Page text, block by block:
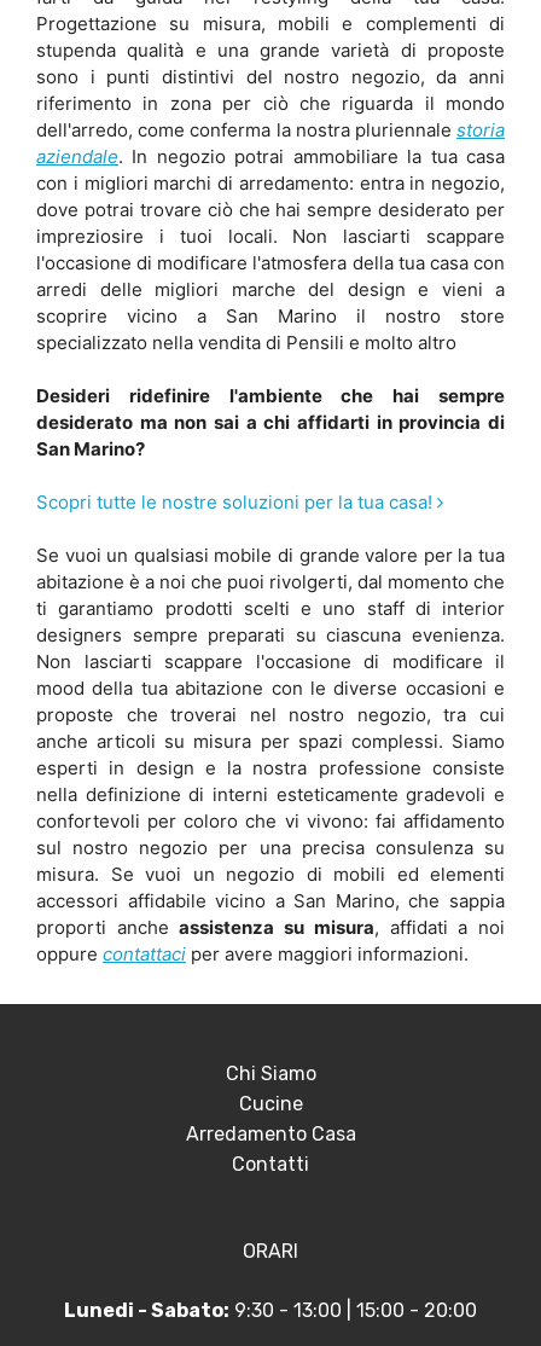
Progettazione su misura, mobili e complementi di
stupenda qualità e una grande varietà di proposte
sono i punti distintivi del nostro negozio, da anni
riferimento in zona per ciò che riguarda il mondo
dell'arredo, come conferma la nostra pluriennale storia
aziendale. In negozio potrai ammobiliare la tua casa
con i migliori marchi di arredamento: entra in negozio,
dove potrai trovare ciò che hai sempre desiderato per
impreziosire i tuoi locali. Non lasciarti scappare
l'occasione di modificare l'atmosfera della tua casa con
arredi delle migliori marche del design e vieni a
scoprire vicino a San Marino il nostro store
specializzato nella vendita di Pensili e molto altro
Desideri ridefinire l'ambiente che hai sempre
desiderato ma non sai a chi affidarti in provincia di
San Marino?
Scopri tutte le nostre soluzioni per la tua casa!
Se vuoi un qualsiasi mobile di grande valore per la tua
abitazione è a noi che puoi rivolgerti, dal momento che
ti garantiamo prodotti scelti e uno staff di interior
designers sempre preparati su ciascuna evenienza.
Non lasciarti scappare l'occasione di modificare il
mood della tua abitazione con le diverse occasioni e
proposte che troverai nel nostro negozio, tra cui
anche articoli su misura per spazi complessi. Siamo
esperti in design e la nostra professione consiste
nella definizione di interni esteticamente gradevoli e
confortevoli per coloro che vi vivono: fai affidamento
sul nostro negozio per una precisa consulenza su
misura. Se vuoi un negozio di mobili ed elementi
accessori affidabile vicino a San Marino, che sappia
proporti ancheassistenza su misura, affidati a noi
oppure contattaci per avere maggiori informazioni.
Chi Siamo
Cucine
Arredamento Casa
Contatti
ORARI
Lunedi - Sabato: 9:30 - 13:00 | 15:00 - 20:00